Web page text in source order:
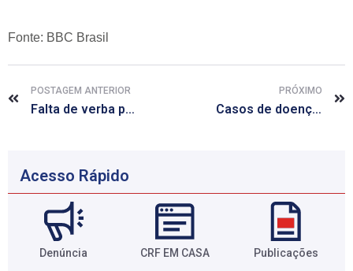
Fonte: BBC Brasil
POSTAGEM ANTERIOR
Falta de verba paralisa produção de remédio contra o câncer
PRÓXIMO
Casos de doenças cardíacas e mortalidade cardiovascular aumentam no inverno
Acesso Rápido
Denúncia CRF EM CASA Publicações